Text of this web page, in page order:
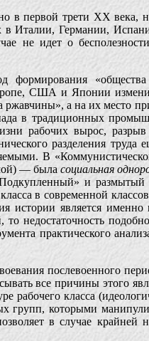
в первой трети XX века,
в Италии, Германии,
не идет о
США и Японии
а на их место
в традиционных
рабочих вырос,
разделения труда
В
— быласоциальная
и
в современной
истории является
недостаточность
практического
послевоенного
все причины этого
рабочего класса
групп, которыми
в случае